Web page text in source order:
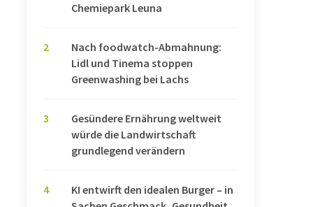
Chemiepark Leuna
2
Nach foodwatch-Abmahnung:
Lidl und Tinema stoppen
Greenwashing bei Lachs
3
Gesündere Ernährung weltweit
würde die Landwirtschaft
grundlegend verändern
4
KI entwirft den idealen Burger – in